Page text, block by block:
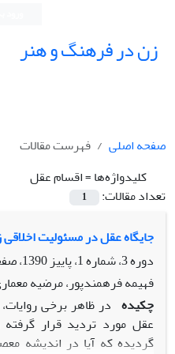
زن در فرهنگ و هنر
صفحه اصلی
فهرست مقالات
کلیدواژه‌ها =اقسام عقل
تعداد مقالات:
1
جایگاه عقل در مسئولیت اخلاقی
دوره 3، شماره 1، پاییز 1390، صفحه
فهیمه فرهمندپور، مرضیه
چکیده در ظاهر برخی
عقل مورد تردید قرار
گردیده که آیا در اندیشه